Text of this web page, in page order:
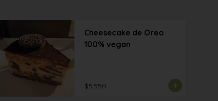
Cheesecake de Oreo
100% vegan
$5.550